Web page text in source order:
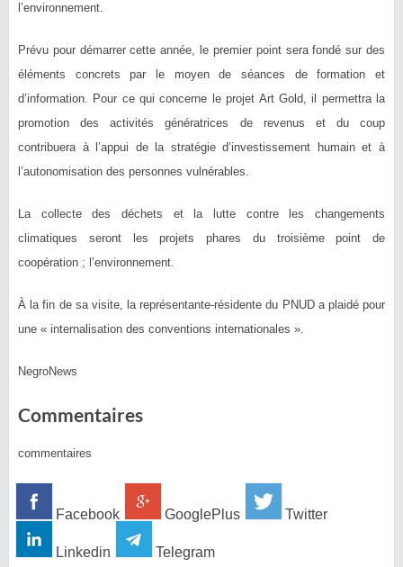
l’environnement.
Prévu pour démarrer cette année, le premier point sera fondé sur des
éléments concrets par le moyen de séances de formation et
d’information. Pour ce qui concerne le projet Art Gold, il permettra la
promotion des activités génératrices de revenus et du coup
contribuera à l’appui de la stratégie d’investissement humain et à
l’autonomisation des personnes vulnérables.
La collecte des déchets et la lutte contre les changements
climatiques seront les projets phares du troisième point de
coopération ; l’environnement.
À la fin de sa visite, la représentante-résidente du PNUD a plaidé pour
une « internalisation des conventions internationales ».
NegroNews
Commentaires
commentaires
Facebook GooglePlus Twitter
Linkedin Telegram